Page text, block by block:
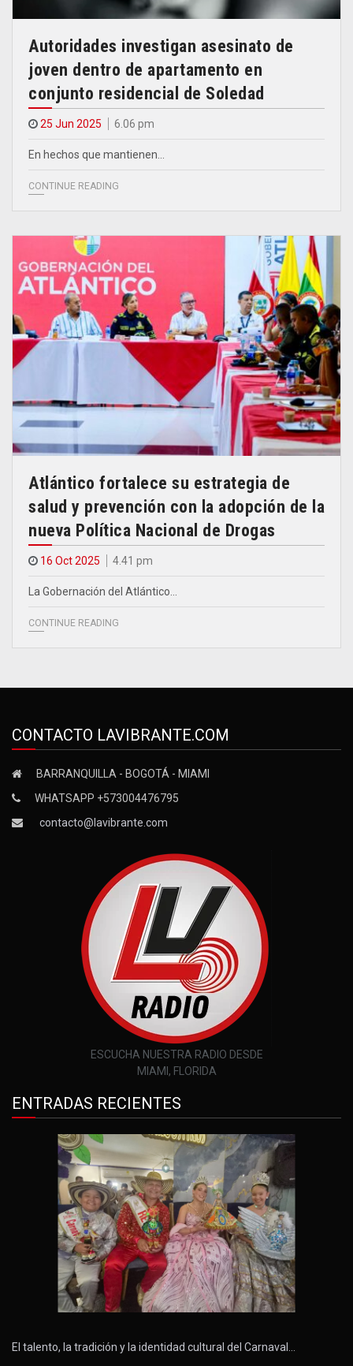
Autoridades investigan asesinato de
joven dentro de apartamento en
conjunto residencial de Soledad
25 Jun 2025 6.06 pm
En hechos que mantienen…
CONTINUE READING
Atlántico fortalece su estrategia de
salud y prevención con la adopción de la
nueva Política Nacional de Drogas
16 Oct 2025 4.41 pm
La Gobernación del Atlántico…
CONTINUE READING
CONTACTO LAVIBRANTE.COM
BARRANQUILLA - BOGOTÁ - MIAMI
WHATSAPP +573004476795
contacto@lavibrante.com
ESCUCHA NUESTRA RADIO DESDE
MIAMI, FLORIDA
ENTRADAS RECIENTES
El talento, la tradición y la identidad cultural del Carnaval…